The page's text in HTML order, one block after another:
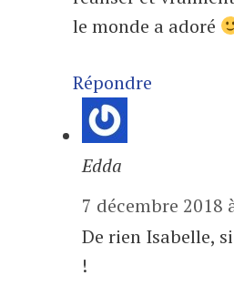
le monde a adoré
Répondre
Edda
7 décembre 2018
De rien Isabelle,
!